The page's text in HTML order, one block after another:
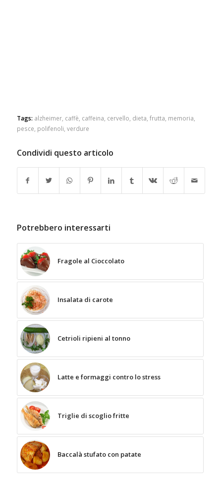
Tags: alzheimer, caffè, caffeina, cervello, dieta, frutta, memoria,
pesce, polifenoli, verdure
Condividi questo articolo
Potrebbero interessarti
Fragole al Cioccolato
Insalata di carote
Cetrioli ripieni al tonno
Latte e formaggi contro lo stress
Triglie di scoglio fritte
Baccalà stufato con patate